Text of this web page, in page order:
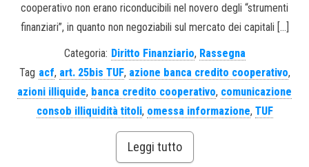
cooperativo non erano riconducibili nel novero degli “strumenti
finanziari”, in quanto non negoziabili sul mercato dei capitali […]
Categoria: Diritto Finanziario, Rassegna
Tag acf, art. 25bis TUF, azione banca credito cooperativo,
azioni illiquide, banca credito cooperativo, comunicazione
consob illiquidità titoli, omessa informazione, TUF
Leggi tutto